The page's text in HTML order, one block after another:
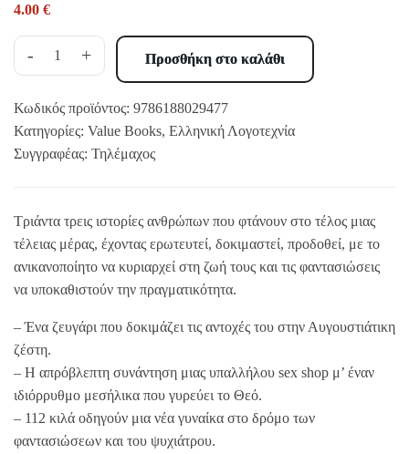
4.00 €
- + Προσθήκη στο καλάθι
Κωδικός προϊόντος: 9786188029477
Κατηγορίες: Value Books, Ελληνική Λογοτεχνία
Συγγραφέας: Τηλέμαχος
Τριάντα τρεις ιστορίες ανθρώπων που φτάνουν στο τέλος μιας
τέλειας μέρας, έχοντας ερωτευτεί, δοκιμαστεί, προδοθεί, με το
ανικανοποίητο να κυριαρχεί στη ζωή τους και τις φαντασιώσεις
να υποκαθιστούν την πραγματικότητα.
– Ένα ζευγάρι που δοκιμάζει τις αντοχές του στην Αυγουστιάτικη
ζέστη.
– Η απρόβλεπτη συνάντηση μιας υπαλλήλου sex shop μ’ έναν
ιδιόρρυθμο μεσήλικα που γυρεύει το Θεό.
– 112 κιλά οδηγούν μια νέα γυναίκα στο δρόμο των
φαντασιώσεων και του ψυχιάτρου.